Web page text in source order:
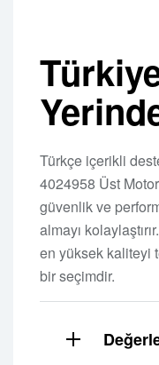
Türkçe içerikli
4024958 Üst
güvenlik ve
almayı
en yüksek kaliteyi
bir seçimdir.